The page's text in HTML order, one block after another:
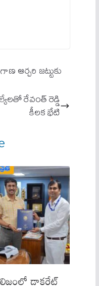
ఆర్చరి జట్టుకు
రేవంత్ రెడ్డి
కీలక భేటి
డాక్టరేట్